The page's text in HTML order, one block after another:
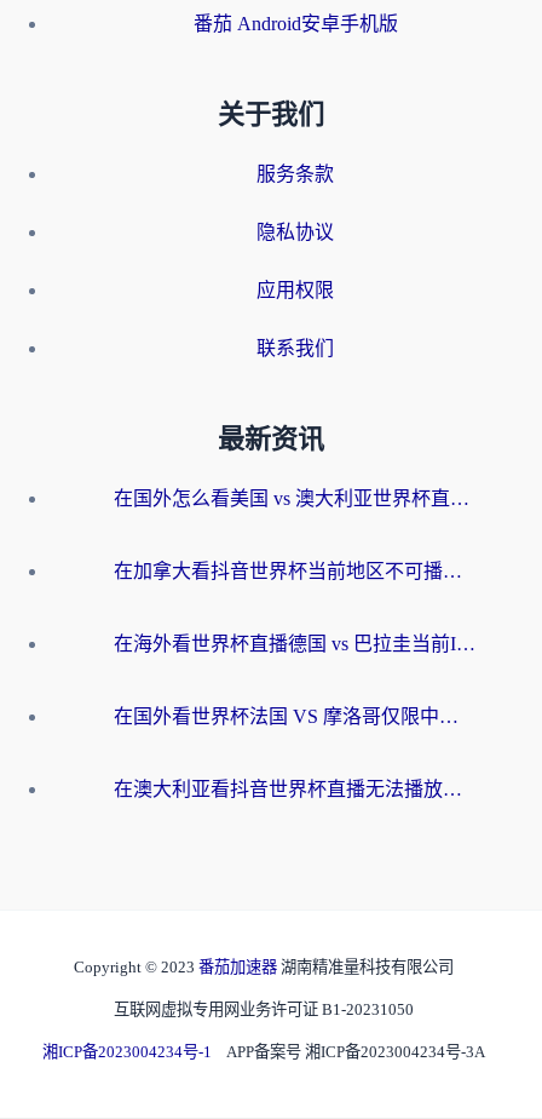
番茄 Android安卓手机版
关于我们
服务条款
隐私协议
应用权限
联系我们
最新资讯
在国外怎么看美国 vs 澳大利亚世界杯直播？海外党必藏的中文解说观赛指南
在加拿大看抖音世界杯当前地区不可播放？海外党体育观赛终极指南
在海外看世界杯直播德国 vs 巴拉圭当前IP受限制？这篇指南帮你轻松解决地区限制
在国外看世界杯法国 VS 摩洛哥仅限中国大陆？别让地域限制拦下你的欢呼
在澳大利亚看抖音世界杯直播无法播放？海外党体育观赛终极指南来了！
Copyright © 2023 番茄加速器 湖南精准量科技有限公司
互联网虚拟专用网业务许可证 B1-20231050
湘ICP备2023004234号-1 APP备案号 湘ICP备2023004234号-3A